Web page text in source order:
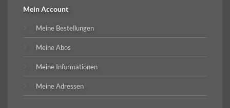
Mein Account
Meine Bestellungen
Meine Abos
Meine Informationen
Meine Adressen